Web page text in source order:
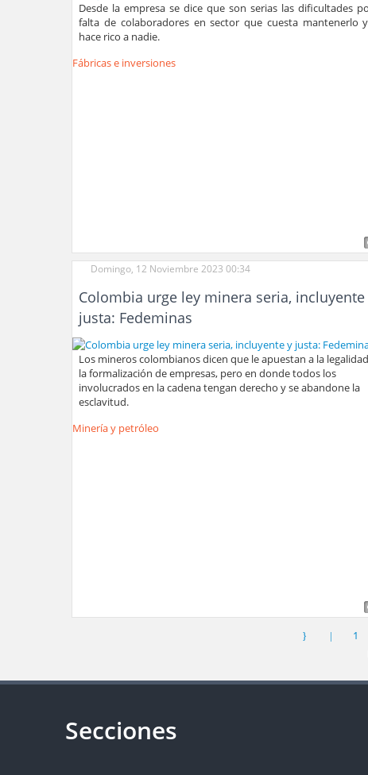
Desde la empresa se dice que son serias las dificultades
falta de colaboradores en sector que cuesta mantenerlo
hace rico a nadie.
Fábricas e inversiones
Domingo, 12 Noviembre 2023 00:34
Colombia urge ley minera seria, incluyente
justa: Fedeminas
Los mineros colombianos dicen que le apuestan a la
la formalización de empresas, pero en donde todos los
involucrados en la cadena tengan derecho y se abandone la
esclavitud.
Minería y petróleo
1